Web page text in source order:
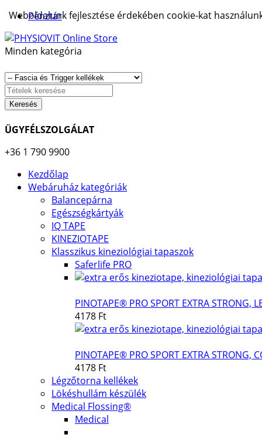
Pénztár
Minden kategória
Keresés
ÜGYFÉLSZOLGÁLAT
+36 1 790 9900
Kezdőlap
Webáruház kategóriák
Balancepárna
Egészségkártyák
IQ TAPE
KINEZIOTAPE
Klasszikus kineziológiai tapaszok
Saferlife PRO
PINOTAPE® PRO SPORT EXTRA STRONG,
4178 Ft
PINOTAPE® PRO SPORT EXTRA STRONG,
4178 Ft
Légzőtorna kellékek
Lökéshullám készülék
Medical Flossing®
Medical
Weboldalunk fejlesztése érdekében cookie-kat